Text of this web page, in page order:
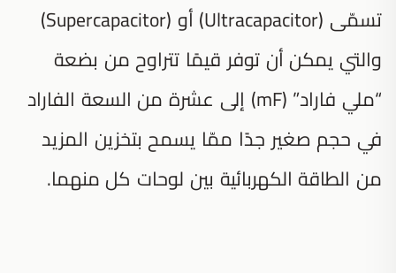
تسمّى (Ultracapacitor) أو (Supercapacitor)
والتي يمكن أن توفر قيمًا تتراوح من بضعة
“ملي فاراد” (mF) إلى عشرة من السعة الفاراد
في حجم صغير جدًا ممّا يسمح بتخزين المزيد
من الطاقة الكهربائية بين لوحات كل منهما.